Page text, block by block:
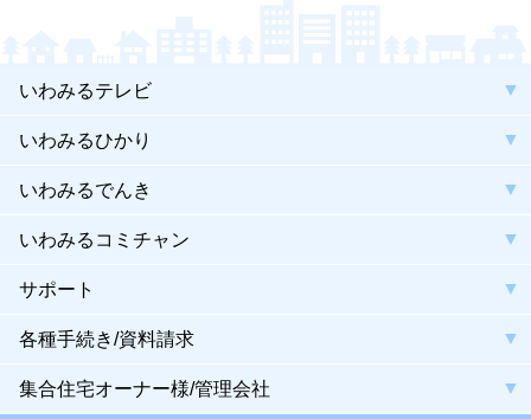
いわみるテレビ
いわみるひかり
いわみるでんき
いわみるコミチャン
サポート
各種手続き/資料請求
集合住宅オーナー様/管理会社